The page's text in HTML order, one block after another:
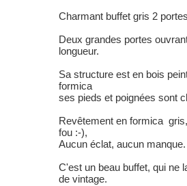
Charmant buffet gris 2
Deux grandes portes
longueur.
Sa structure est en bois
formica
ses pieds et poignées sont
Revêtement en formica
fou :-),
Aucun éclat, aucun manque.
C'est un beau buffet, qui ne
de vintage.